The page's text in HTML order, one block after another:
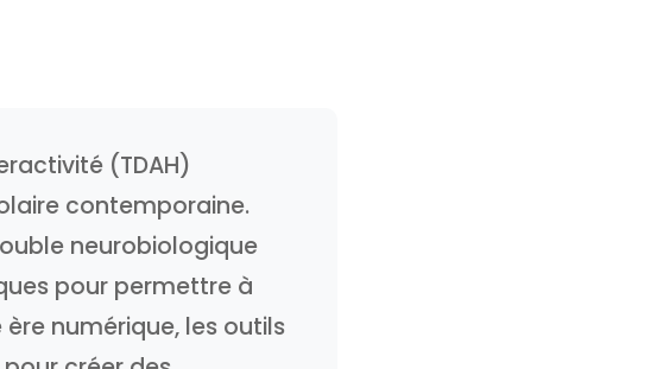
(TDAH)
contemporaine.
neurobiologique
pour permettre à
numérique, les outils